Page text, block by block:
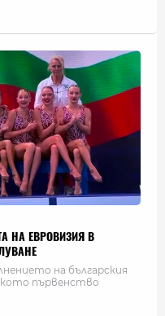
НА ЕВРОВИЗИЯ В
на българския
първенство